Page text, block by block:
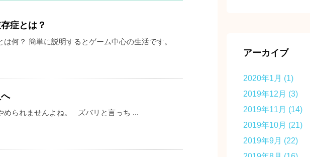
症とは？
何？ 簡単に説明するとゲーム中心の生活です。
められませんよね。 ズバリと言っち ...
アーカイブ
2020年1月 (1)
2019年12月 (3)
2019年11月 (14)
2019年10月 (21)
2019年9月 (22)